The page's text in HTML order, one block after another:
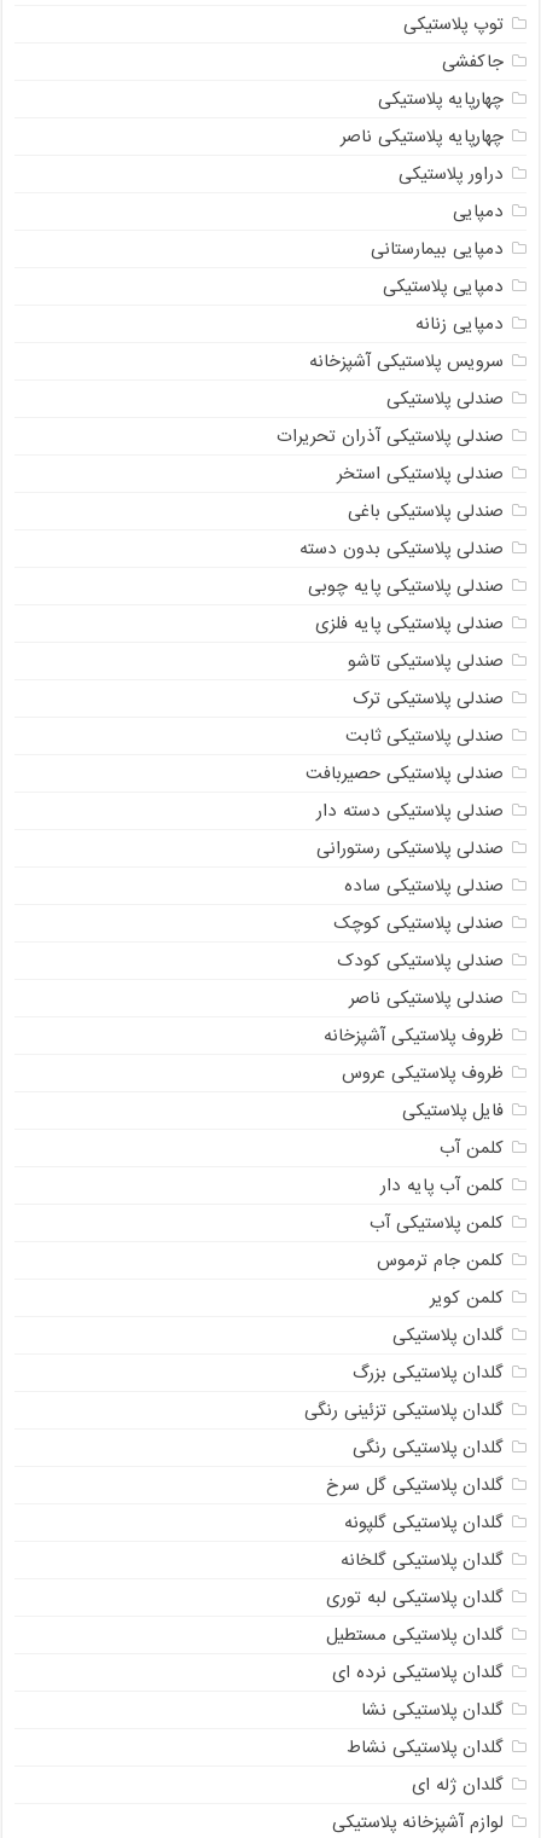
توپ پلاستیکی
جاکفشی
چهارپایه پلاستیکی
چهارپایه پلاستیکی ناصر
دراور پلاستیکی
دمپایی
دمپایی بیمارستانی
دمپایی پلاستیکی
دمپایی زنانه
سرویس پلاستیکی آشپزخانه
صندلی پلاستیکی
صندلی پلاستیکی آذران تحریرات
صندلی پلاستیکی استخر
صندلی پلاستیکی باغی
صندلی پلاستیکی بدون دسته
صندلی پلاستیکی پایه چوبی
صندلی پلاستیکی پایه فلزی
صندلی پلاستیکی تاشو
صندلی پلاستیکی ترک
صندلی پلاستیکی ثابت
صندلی پلاستیکی حصیربافت
صندلی پلاستیکی دسته دار
صندلی پلاستیکی رستورانی
صندلی پلاستیکی ساده
صندلی پلاستیکی کوچک
صندلی پلاستیکی کودک
صندلی پلاستیکی ناصر
ظروف پلاستیکی آشپزخانه
ظروف پلاستیکی عروس
فایل پلاستیکی
کلمن آب
کلمن آب پایه دار
کلمن پلاستیکی آب
کلمن جام ترموس
کلمن کویر
گلدان پلاستیکی
گلدان پلاستیکی بزرگ
گلدان پلاستیکی تزئینی رنگی
گلدان پلاستیکی رنگی
گلدان پلاستیکی گل سرخ
گلدان پلاستیکی گلپونه
گلدان پلاستیکی گلخانه
گلدان پلاستیکی لبه توری
گلدان پلاستیکی مستطیل
گلدان پلاستیکی نرده ای
گلدان پلاستیکی نشا
گلدان پلاستیکی نشاط
گلدان ژله ای
لوازم آشپزخانه پلاستیکی